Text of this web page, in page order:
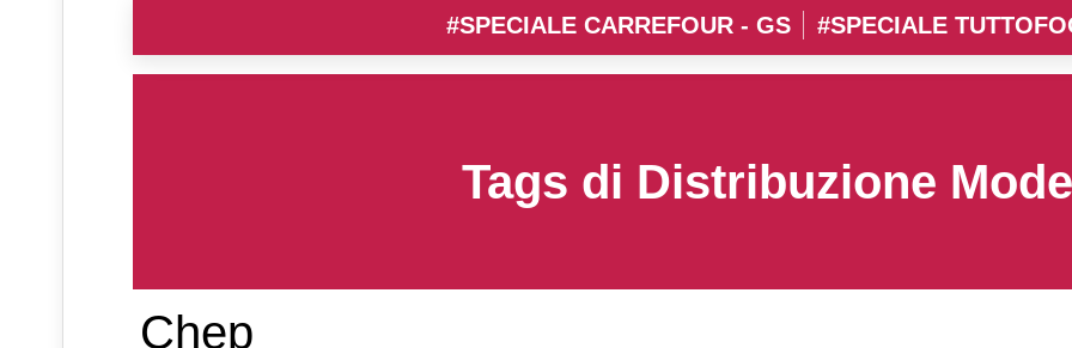
#SPECIALE CARREFOUR - GS #SPECIALE
Tags di Distribuzione
Chep